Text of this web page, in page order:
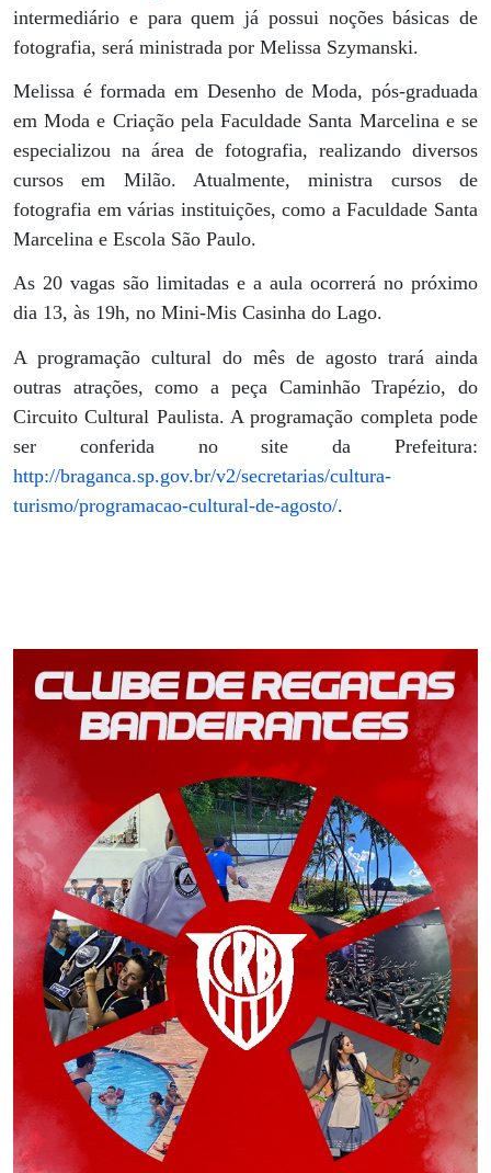
intermediário e para quem já possui noções básicas de
fotografia, será ministrada por Melissa Szymanski.
Melissa é formada em Desenho de Moda, pós-graduada
em Moda e Criação pela Faculdade Santa Marcelina e se
especializou na área de fotografia, realizando diversos
cursos em Milão. Atualmente, ministra cursos de
fotografia em várias instituições, como a Faculdade Santa
Marcelina e Escola São Paulo.
As 20 vagas são limitadas e a aula ocorrerá no próximo
dia 13, às 19h, no Mini-Mis Casinha do Lago.
A programação cultural do mês de agosto trará ainda
outras atrações, como a peça Caminhão Trapézio, do
Circuito Cultural Paulista. A programação completa pode
ser conferida no site da Prefeitura:
http://braganca.sp.gov.br/v2/secretarias/cultura-
turismo/programacao-cultural-de-agosto/.